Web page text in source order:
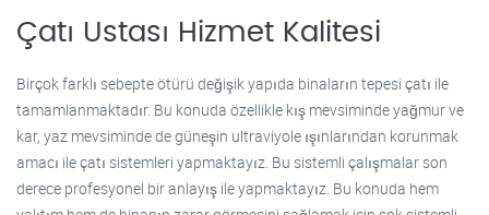
Çatı Ustası Hizmet Kalitesi
Birçok farklı sebepte ötürü değişik yapıda binaların tepesi çatı ile
tamamlanmaktadır. Bu konuda özellikle kış mevsiminde yağmur ve
kar, yaz mevsiminde de güneşin ultraviyole ışınlarından korunmak
amacı ile çatı sistemleri yapmaktayız. Bu sistemli çalışmalar son
derece profesyonel bir anlayış ile yapmaktayız. Bu konuda hem